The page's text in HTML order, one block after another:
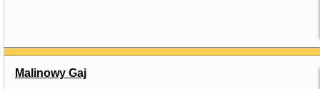
Malinowy Gaj